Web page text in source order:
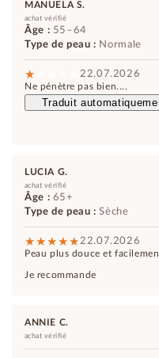
MANUELA S.
achat vérifié
Âge : 55–64
Type de peau : Normale
22.07.2026
Ne pénètre pas bien....
Traduit
LUCIA G.
achat vérifié
Âge : 65+
Type de peau : Sèche
22.07.2026
Peau plus douce et
Je recommande
ANNIE C.
achat vérifié